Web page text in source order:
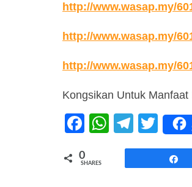
http://www.wasap.my/
http://www.wasap.my/
http://www.wasap.my/
Kongsikan Untuk Manfaat
F
c
W
at
T
el
e
T
wi
tt
0
SHARES